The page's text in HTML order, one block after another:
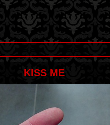
KISS ME